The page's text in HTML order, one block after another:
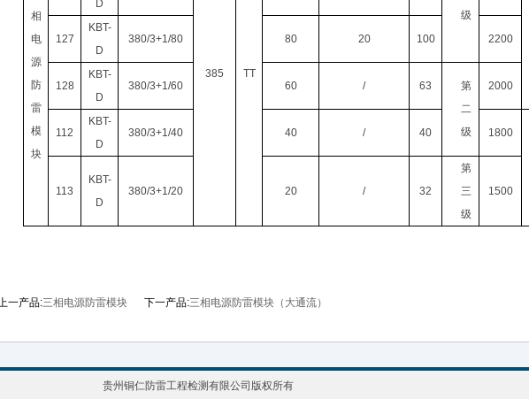
相
电
源
防
雷
模
块
385 TT
级
D
127
KBT-
D
380/3+1/80 80 20 100 2200
128
KBT-
D
380/3+1/60 60 / 63
第
二
级
2000
112
KBT-
D
380/3+1/40 40 / 40 1800
113
KBT-
D
380/3+1/20 20 / 32
第
三
级
1500
一产品:三相电源防雷模块 下一产品:三相电源防雷模块（大通流）
贵州铜仁防雷工程检测有限公司版权所有